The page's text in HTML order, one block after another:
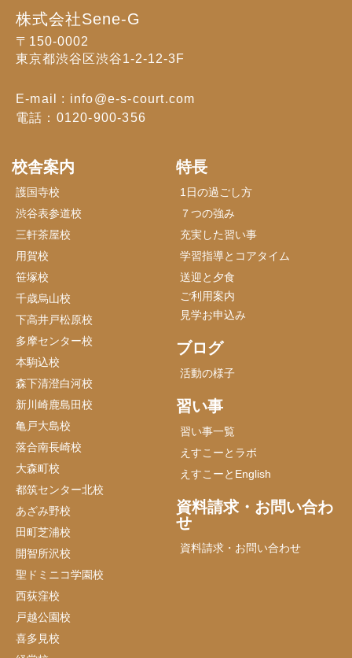
株式会社Sene-G
〒150-0002
東京都渋谷区渋谷1-2-12-3F
E-mail : info@e-s-court.com
電話：0120-900-356
校舎案内
護国寺校
渋谷表参道校
三軒茶屋校
用賀校
笹塚校
千歳烏山校
下高井戸松原校
多摩センター校
本駒込校
森下清澄白河校
新川崎鹿島田校
亀戸大島校
落合南長崎校
大森町校
都筑センター北校
あざみ野校
田町芝浦校
開智所沢校
聖ドミニコ学園校
西荻窪校
戸越公園校
喜多見校
特長
1日の過ごし方
７つの強み
充実した習い事
学習指導とコアタイム
送迎と夕食
ご利用案内
見学お申込み
ブログ
活動の様子
習い事
習い事一覧
えすこーとラボ
えすこーとEnglish
資料請求・お問い合わ
せ
資料請求・お問い合わせ